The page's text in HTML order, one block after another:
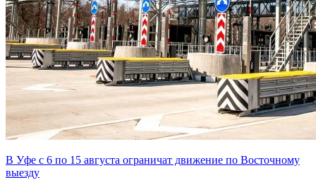
В Уфе с 6 по 15 августа ограничат движение по Восточному
выезду